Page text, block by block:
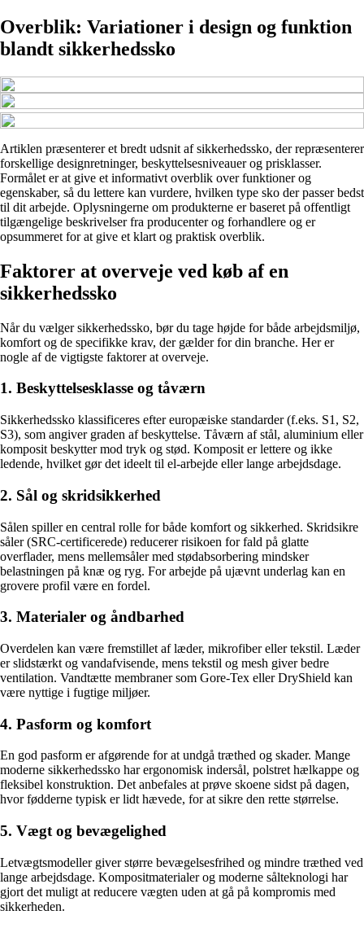
Overblik: Variationer i design og funktion
blandt sikkerhedssko
Artiklen præsenterer et bredt udsnit af sikkerhedssko, der repræsenterer
forskellige designretninger, beskyttelsesniveauer og prisklasser.
Formålet er at give et informativt overblik over funktioner og
egenskaber, så du lettere kan vurdere, hvilken type sko der passer bedst
til dit arbejde. Oplysningerne om produkterne er baseret på offentligt
tilgængelige beskrivelser fra producenter og forhandlere og er
opsummeret for at give et klart og praktisk overblik.
Faktorer at overveje ved køb af en
sikkerhedssko
Når du vælger sikkerhedssko, bør du tage højde for både arbejdsmiljø,
komfort og de specifikke krav, der gælder for din branche. Her er
nogle af de vigtigste faktorer at overveje.
1. Beskyttelsesklasse og tåværn
Sikkerhedssko klassificeres efter europæiske standarder (f.eks. S1, S2,
S3), som angiver graden af beskyttelse. Tåværn af stål, aluminium eller
komposit beskytter mod tryk og stød. Komposit er lettere og ikke
ledende, hvilket gør det ideelt til el-arbejde eller lange arbejdsdage.
2. Sål og skridsikkerhed
Sålen spiller en central rolle for både komfort og sikkerhed. Skridsikre
såler (SRC-certificerede) reducerer risikoen for fald på glatte
overflader, mens mellemsåler med stødabsorbering mindsker
belastningen på knæ og ryg. For arbejde på ujævnt underlag kan en
grovere profil være en fordel.
3. Materialer og åndbarhed
Overdelen kan være fremstillet af læder, mikrofiber eller tekstil. Læder
er slidstærkt og vandafvisende, mens tekstil og mesh giver bedre
ventilation. Vandtætte membraner som Gore-Tex eller DryShield kan
være nyttige i fugtige miljøer.
4. Pasform og komfort
En god pasform er afgørende for at undgå træthed og skader. Mange
moderne sikkerhedssko har ergonomisk indersål, polstret hælkappe og
fleksibel konstruktion. Det anbefales at prøve skoene sidst på dagen,
hvor fødderne typisk er lidt hævede, for at sikre den rette størrelse.
5. Vægt og bevægelighed
Letvægtsmodeller giver større bevægelsesfrihed og mindre træthed ved
lange arbejdsdage. Kompositmaterialer og moderne sålteknologi har
gjort det muligt at reducere vægten uden at gå på kompromis med
sikkerheden.